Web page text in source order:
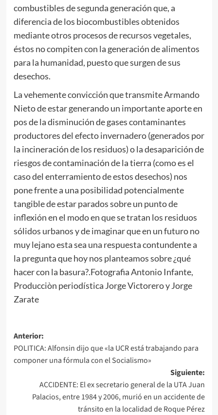
combustibles de segunda generación que, a
diferencia de los biocombustibles obtenidos
mediante otros procesos de recursos vegetales,
éstos no compiten con la generación de alimentos
para la humanidad, puesto que surgen de sus
desechos.
La vehemente convicción que transmite Armando
Nieto de estar generando un importante aporte en
pos de la disminución de gases contaminantes
productores del efecto invernadero (generados por
la incineración de los residuos) o la desaparición de
riesgos de contaminación de la tierra (como es el
caso del enterramiento de estos desechos) nos
pone frente a una posibilidad potencialmente
tangible de estar parados sobre un punto de
inflexión en el modo en que se tratan los residuos
sólidos urbanos y de imaginar que en un futuro no
muy lejano esta sea una respuesta contundente a
la pregunta que hoy nos planteamos sobre ¿qué
hacer con la basura?.Fotografia Antonio Infante,
Producciòn periodística Jorge Victorero y Jorge
Zarate
Navegación
de
entradas
Anterior:
POLITICA: Alfonsin dijo que «la UCR está trabajando para
componer una fórmula con el Socialismo»
Siguiente:
ACCIDENTE: El ex secretario general de la UTA Juan
Palacios, entre 1984 y 2006, murió en un accidente de
tránsito en la localidad de Roque Pérez